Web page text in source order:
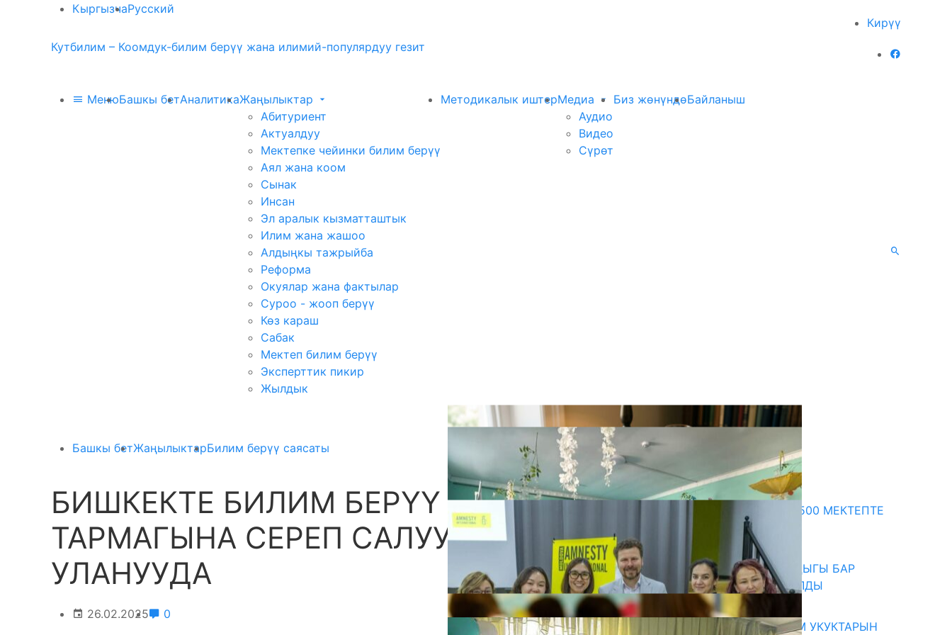
КыргызчаРусский
Кирүү
Кутбилим – Коомдук-билим берүү жана илимий-популярдуу гезит
МенюБашкы бетАналитикаЖаңылыктар
Абитуриент
Актуалдуу
Мектепке чейинки билим берүү
Аял жана коом
Сынак
Инсан
Эл аралык кызматташтык
Илим жана жашоо
Алдыңкы тажрыйба
Реформа
Окуялар жана фактылар
Суроо - жооп берүү
Көз караш
Сабак
Мектеп билим берүү
Эксперттик пикир
Жылдык
Методикалык иштерМедиа
Аудио
Видео
Сүрөт
Биз жөнүндөБайланыш
Башкы бетЖаңылыктарБилим берүү саясаты
БИШКЕКТЕ БИЛИМ БЕРҮҮ
ТАРМАГЫНА СЕРЕП САЛУУ ЖЫЙЫНЫ
УЛАНУУДА
26.02.2025 0
Акыркы жаңылыктар
ПРЕЗИДЕНТТИН ЖАРЛЫГЫ: 500 МЕКТЕПТЕ
ШАХМАТ ИЙРИМИ АЧЫЛАТ
06.08.2026
СҮЛҮКТҮ: ӨЗГӨЧӨ МУКТАЖДЫГЫ БАР
БАЛДАР ҮЧҮН БОРБОР АЧЫЛДЫ
06.08.2026
КЫРГЫЗ ЭКСПЕРТТЕРИ АДАМ УКУКТАРЫН